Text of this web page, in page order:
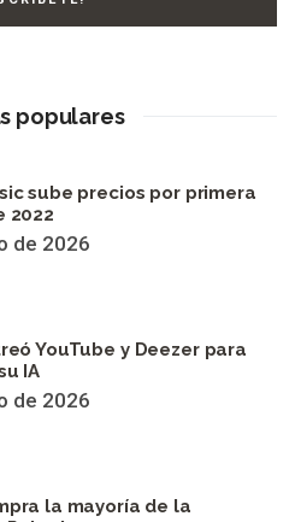
populares
sube precios por primera
2022
de 2026
YouTube y Deezer para
IA
de 2026
la mayoría de la